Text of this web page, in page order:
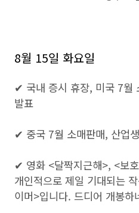
8월 15일 화요일
✔ 국내 증시 휴장, 미국 7월
발표
✔ 중국 7월 소매판매, 산업
✔ 영화 <달짝지근해>, <보
개인적으로 제일 기대되는
이머>입니다. 드디어 개봉하